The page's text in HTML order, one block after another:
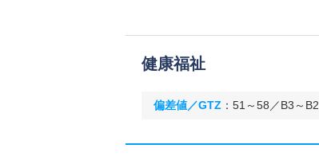
健康福祉
偏差値／GTZ ： 51～58／B3～B2